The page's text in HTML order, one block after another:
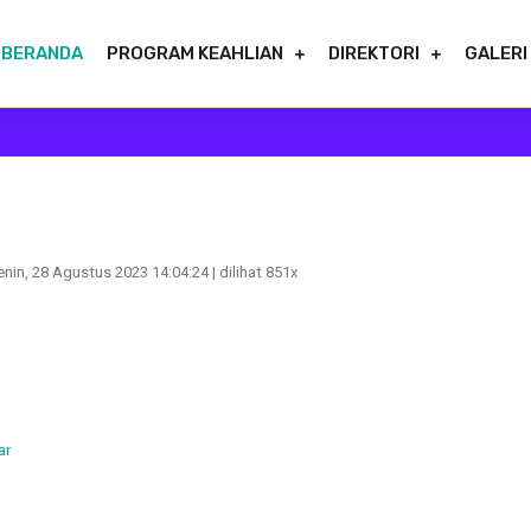
BERANDA PROGRAM KEAHLIAN DIREKTORI GALERI
28 Agustus 2023 14:04:24 | dilihat 851x